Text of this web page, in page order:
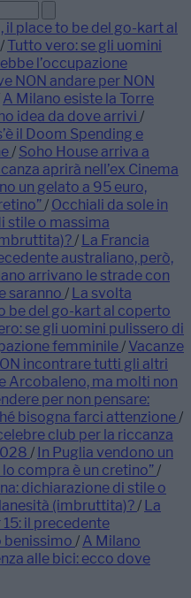
il place to be del go-kart al
/ Tutto vero: se gli uomini
l’occupazione
NON andare per NON
A Milano esiste la Torre
idea da dove arrivi /
il Doom Spending e
/ Soho House arriva a
aprirà nell’ex Cinema
un gelato a 95 euro,
/ Occhiali da sole in
stile o massima
/ La Francia
australiano, però,
arrivano le strade con
saranno / La svolta
be del go-kart al coperto
se gli uomini pulissero di
femminile/ Vacanze
incontrare tutti gli altri
Arcobaleno, ma molti non
per non pensare:
bisogna farci attenzione/
club per la riccanza
/ In Puglia vendono un
compra è un cretino”/
dichiarazione di stile o
(imbruttita)?/ La
il precedente
benissimo / A Milano
alle bici: ecco dove